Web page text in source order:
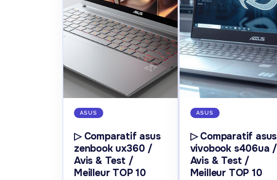
ASUS
▷ Comparatif asus
zenbook ux360 /
Avis & Test /
Meilleur TOP 10
ASUS
▷ Comparatif asus
vivobook s406ua /
Avis & Test /
Meilleur TOP 10